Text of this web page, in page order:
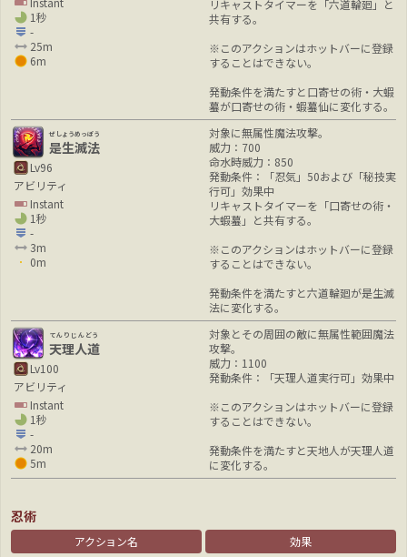
1秒
-
25m
6m
リキャストタイマーを「六道輪廻」と
共有する。
※このアクションはホットバーに登録
することはできない。
発動条件を満たすと口寄せの術・大蝦
蟇が口寄せの術・蝦蟇仙に変化する。
是生滅法
ぜしょうめっぽう
Lv96
アビリティ
Instant
1秒
-
3m
0m
対象に無属性魔法攻撃。
威力：700
命水時威力：850
発動条件：「忍気」50および「秘技実
行可」効果中
リキャストタイマーを「口寄せの術・
大蝦蟇」と共有する。
※このアクションはホットバーに登録
することはできない。
発動条件を満たすと六道輪廻が是生滅
法に変化する。
天理人道
てんりじんどう
Lv100
アビリティ
Instant
1秒
-
20m
5m
対象とその周囲の敵に無属性範囲魔法
攻撃。
威力：1100
発動条件：「天理人道実行可」効果中
※このアクションはホットバーに登録
することはできない。
発動条件を満たすと天地人が天理人道
に変化する。
忍術
アクション名 効果